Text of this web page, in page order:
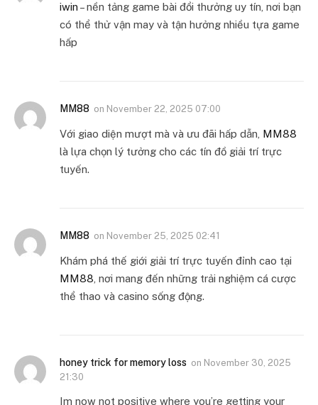
iwin – nền tảng game bài đổi thưởng uy tín, nơi bạn
có thể thử vận may và tận hưởng nhiều tựa game
hấp
MM88 on November 22, 2025 07:00
Với giao diện mượt mà và ưu đãi hấp dẫn, MM88
là lựa chọn lý tưởng cho các tín đồ giải trí trực
tuyến.
MM88 on November 25, 2025 02:41
Khám phá thế giới giải trí trực tuyến đỉnh cao tại
MM88, nơi mang đến những trải nghiệm cá cược
thể thao và casino sống động.
honey trick for memory loss on November 30, 2025
21:30
Im now not positive where you’re getting your